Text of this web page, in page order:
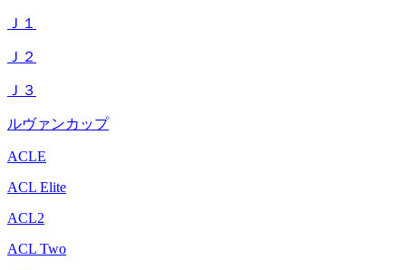
Ｊ１
Ｊ２
Ｊ３
ルヴァンカップ
ACLE
ACL Elite
ACL2
ACL Two